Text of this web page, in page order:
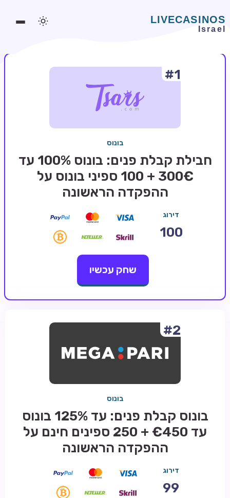
משחקים אונליין
בלאקג'ק אונליין
בונוסים בקזינו אונליין
טיפים
#1
בונוס
חבילת קבלת פנים: בונוס 100% עד
300€ + 100 ספיני בונוס על
ההפקדה הראשונה
דירוג
100
שחק עכשיו
#2
בונוס
בונוס קבלת פנים: עד 125% בונוס
עד €450 + 250 ספינים חינם על
ההפקדה הראשונה
דירוג
99